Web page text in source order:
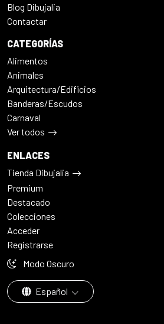
Blog Dibujalia
Contactar
CATEGORÍAS
Alimentos
Animales
Arquitectura/Edificios
Banderas/Escudos
Carnaval
Ver todos
ENLACES
Tienda Dibujalia
Premium
Destacado
Colecciones
Acceder
Registrarse
Modo Oscuro
Español